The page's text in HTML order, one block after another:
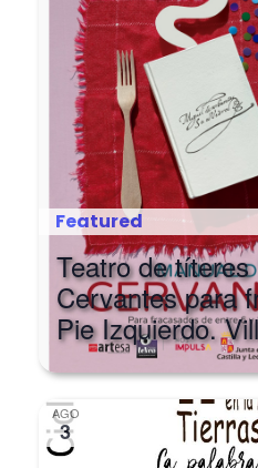
Featured
Teatro de títeres
Cervantes para
Pie Izquierdo.
AGO
3